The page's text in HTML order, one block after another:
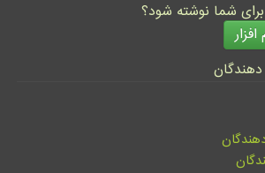
برای شما نوشته شود؟
دهندگان